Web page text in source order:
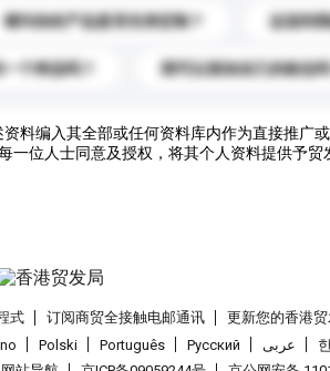
请问你的产品是否支持定制？ 运送到
个样品吗？ 我可以添加自己的标志吗
料编入其全部或任何资料库内作为直接推广
位人士同意及授权，将其个人资料提供予贸
式 订阅商贸全接触电邮通讯 更新您的香港
Polski Português Pусский عربى